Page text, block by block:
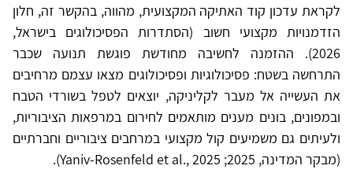
לקראת עדכון קוד האתיקה המקצועית, מהווה, בהקשר זה, חלון
הזדמנויות מקצועי חשוב (הסתדרות הפסיכולוגים בישראל,
2026). ההזמנה לחשיבה מחודשת פוגשת תנועה שכבר
התרחשה בשטח: פסיכולוגיות ופסיכולוגים מצאו עצמם מרחיבים
את העשייה אל מעבר לקליניקה, יוצאים לטפל בשורדי הטבח
ובמפונים, בונים מענים מותאמים לחירום במרפאות הציבוריות,
ולעיתים גם משמיעים קול מקצועי במרחבים ציבוריים וחברתיים
(מבקר המדינה, 2025; Yaniv-Rosenfeld et al., 2025).